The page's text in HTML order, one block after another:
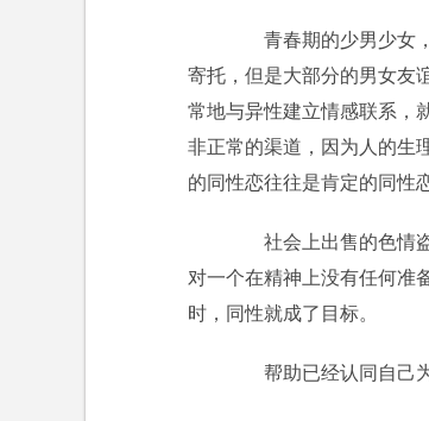
青春期的少男少女，
寄托，但是大部分的男女友
常地与异性建立情感联系，
非正常的渠道，因为人的生
的同性恋往往是肯定的同性
社会上出售的色情盗
对一个在精神上没有任何准
时，同性就成了目标。
帮助已经认同自己为